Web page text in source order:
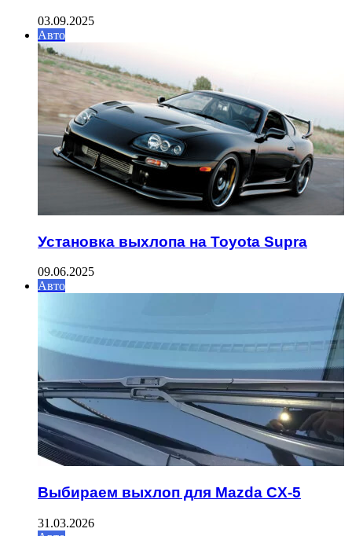
03.09.2025
Авто
Установка выхлопа на Toyota Supra
09.06.2025
Авто
Выбираем выхлоп для Mazda CX-5
31.03.2026